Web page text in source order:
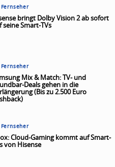
Fernseher
bringt Dolby Vision 2 ab sofort
seine Smart-TVs
Fernseher
Mix & Match: TV- und
Deals gehen in die
(Bis zu 2.500 Euro
Fernseher
Cloud-Gaming kommt auf Smart-
von Hisense